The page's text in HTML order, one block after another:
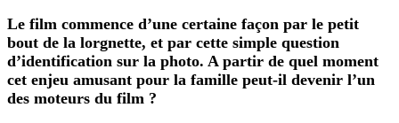
Le film commence d’une certaine façon par le petit
bout de la lorgnette, et par cette simple question
d’identification sur la photo. A partir de quel moment
cet enjeu amusant pour la famille peut-il devenir l’un
des moteurs du film ?